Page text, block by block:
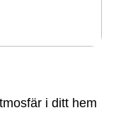
i ditt hem